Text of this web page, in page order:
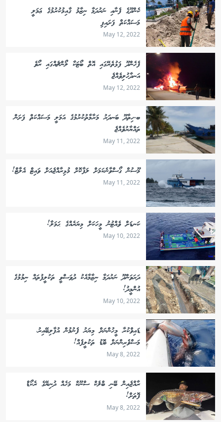
ކެންދޫގެ ފެނާއި ނަރުދަމާ ނިޒާމު ޤާއިމުކުރުމުގެ ޢަމަލީ
މަސައްކަތް ފަށައިފި
May 12, 2022
ފެހެންދޫ ފަޅުތެރޭގައި އޮތް ބޯޓަކާ ލޯންޗެއްގައި ރޯވެ
އަނދާހުލިވެއްޖެ
May 12, 2022
ބ.ހިތާދޫ ބަނދަރު މަރާމާތުކުރުމުގެ އަމަލީ މަސައްކަތް ފަށަން
ތައްޔާރުވެއްޖެ
May 11, 2022
މޫސުން ގޯސްވާނެކަމަށް ލަފާކޮށް މުޅިރާއްޖެއަށް ވައިޓް އެލާޓް!
May 11, 2022
ކަނޑަށް ވެއްޓުނު މީހަކަށް މިޔަރެއްގެ ޙަމަލާ!
May 10, 2022
ދަރަވަންދޫ ނަރުދަމާ ނިޒާމާއެކު ދުވަސްވީ ތަކުލީފުތައް ނިމުމުގެ
އުންމީދު!
May 10, 2022
ޑައިވްކުރާ މީހުންނަށް މިޔަރު ފެނުމުން އުފާލިބޭއިރު،
މަސްވެރިންނަށް ބޮޑު ތަކުލީފެއް!
May 8, 2022
ރާއްޖެއިން ބޭނި ބްލެކް ސްނޫކް މަހެއް ދުނިޔޭގެ ރެކޯޑް
ފޮތަށް!
May 8, 2022